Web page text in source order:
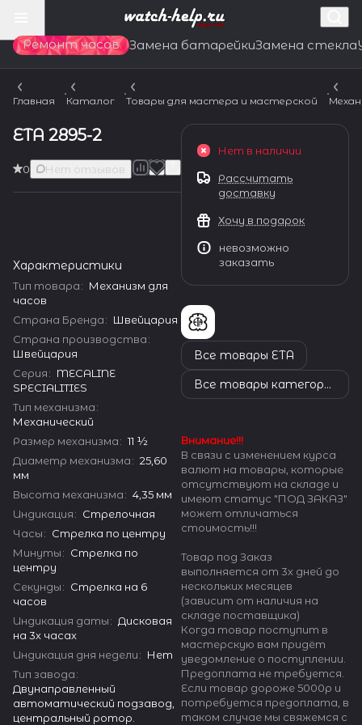
Ремонт часов Замена батарейкиЗамена стекла
Главная Каталог Товары для мастера и мастерской
ETA 2895-2
0 Нет отзывов
Характеристики
Тип товара: Механизм для
часов
Страна Бренда: Швейцария
Страна производства:
Швейцария
Серия: MECALINE
SPECIALITIES
Тип механизма:
Механический
Размер механизма: 11 ½
Диаметр механизма: 25,60
мм
Высота механизма: 4,35 мм
Индикация: Стрелочная
Часы: Стрелка по центру
Минуты: Стрелка по
центру
Секунды: Стрелка на 6
часов
Индикация даты: Дисковая
на 3х часах
Индикация дня недели: Нет
Тип завода:
Двунаправленный
автоматический подзавод,
центральный ротор.
Нет в наличии
Рассчитать
доставку
Хочу в подарок
невозможно
заказать
Все товары ETA
Все товары категории
Внимание!!!
В связи с изменением курса
валют на товары, которые
отсутствуют на складе и
имеют статус "ПОД ЗАКАЗ"
может отличаться
стоимость!!!
Товар под Заказ
выполняется от 3х дней до
нескольких месяцев
(зависит от наличия на
складе поставщика)
Когда товар поступит в
мастерскую вам придёт
уведомление о поступлении.
Предоплата не требуется.
Если товар дороже 5000р и
потребуется предоплата, в
таком случае мы свяжемся с